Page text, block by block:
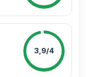
3,9/4